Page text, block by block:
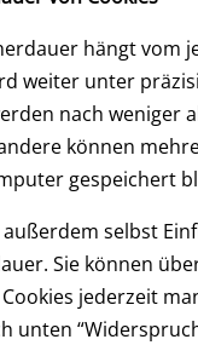
hängt vom
weiter unter
nach weniger
können
gespeichert
selbst
Sie können
jederzeit
unten